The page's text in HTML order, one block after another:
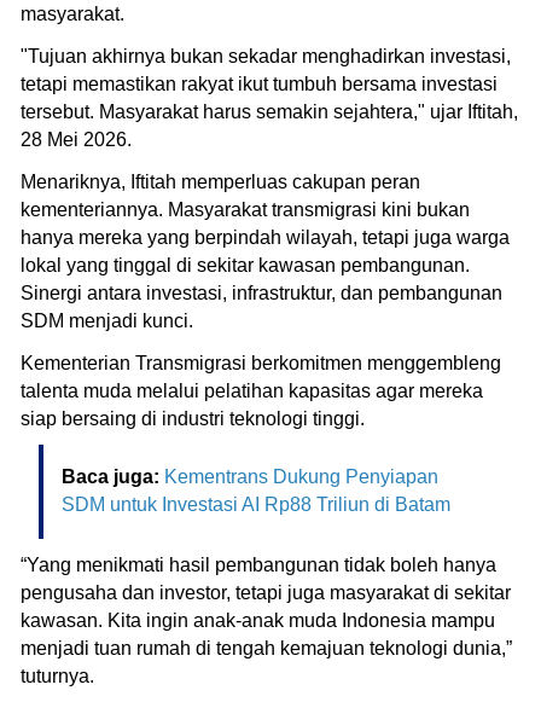
masyarakat.
"Tujuan akhirnya bukan sekadar menghadirkan investasi,
tetapi memastikan rakyat ikut tumbuh bersama investasi
tersebut. Masyarakat harus semakin sejahtera," ujar Iftitah,
28 Mei 2026.
Menariknya, Iftitah memperluas cakupan peran
kementeriannya. Masyarakat transmigrasi kini bukan
hanya mereka yang berpindah wilayah, tetapi juga warga
lokal yang tinggal di sekitar kawasan pembangunan.
Sinergi antara investasi, infrastruktur, dan pembangunan
SDM menjadi kunci.
Kementerian Transmigrasi berkomitmen menggembleng
talenta muda melalui pelatihan kapasitas agar mereka
siap bersaing di industri teknologi tinggi.
Baca juga: Kementrans Dukung Penyiapan
SDM untuk Investasi AI Rp88 Triliun di Batam
“Yang menikmati hasil pembangunan tidak boleh hanya
pengusaha dan investor, tetapi juga masyarakat di sekitar
kawasan. Kita ingin anak-anak muda Indonesia mampu
menjadi tuan rumah di tengah kemajuan teknologi dunia,”
tuturnya.